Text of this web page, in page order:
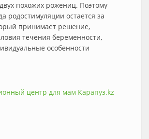
похожих рожениц. Поэтому
родостимуляции остается за
принимает решение,
течения беременности,
особенности
центр для мам Карапуз.kz